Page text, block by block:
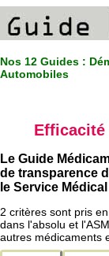
Nos 12 Guides :
Automobiles
Le Guide
de transparence
le Service
2 critères sont pris
dans l'absolu et
autres médicaments